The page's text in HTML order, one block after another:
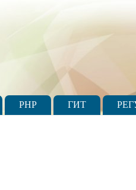
PHP ГИТ